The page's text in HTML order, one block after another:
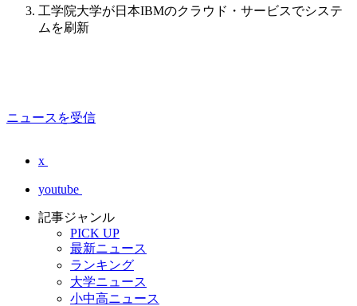
工学院大学が日本IBMのクラウド・サービスでシステ
ムを刷新
ニュースを受信
x
youtube
記事ジャンル
PICK UP
最新ニュース
ランキング
大学ニュース
小中高ニュース